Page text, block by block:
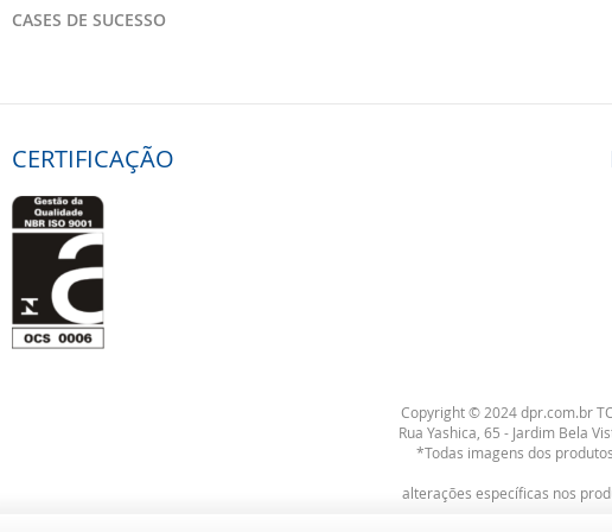
CASES DE SUCESSO
CERTIFICAÇÃO
Copyright © 2024 dpr.com.br
Rua Yashica, 65 - Jardim Bela
*Todas imagens dos
alterações específicas nos